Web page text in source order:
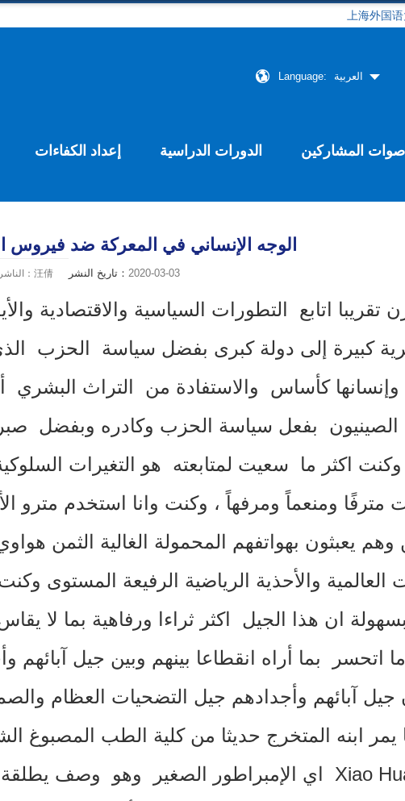
上海外国
Language: العربية
إعداد الكفاءات الدورات الدراسية أصوات المشاركين
الوجه الإنساني في المعركة ضد فيروس
الناشر：汪倩 تاريخ النشر： 2020-03-03
اتابع التطورات السياسية والاقتصادية
كبيرة إلى دولة كبرى بفضل سياسة الحزب
كأساس والاستفادة من التراث البشري
بفعل سياسة الحزب وكادره وبفضل صبر
وكنت اكثر ما سعيت لمتابعته هو التغيرات
مترفًا ومنعماً ومرفهاً ، وكنت وانا استخدم
وهم يعبثون بهواتفهم المحمولة الغالية
العالمية والأحذية الرياضية الرفيعة المستوى
ان هذا الجيل اكثر ثراءا ورفاهية بما لا
اتحسر بما أراه انقطاعا بينهم وبين جيل
جيل آبائهم وأجدادهم جيل التضحيات العظام
ابنه المتخرج حديثا من كلية الطب المصبوغ
Xiao
اي الإمبراطور الصغير وهو وصف يطلقة